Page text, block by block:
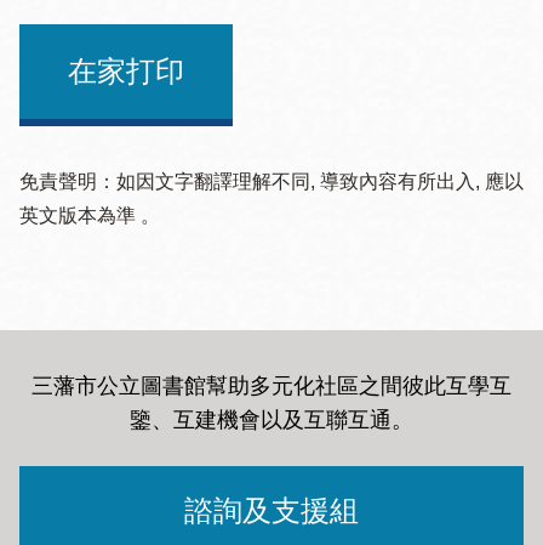
在家打印
免責聲明：如因文字翻譯理解不同, 導致內容有所出入, 應以
英文版本為準 。
三藩市公立圖書館幫助多元化社區之間彼此互學互
鑒、互建機會以及互聯互通。
諮詢及支援組